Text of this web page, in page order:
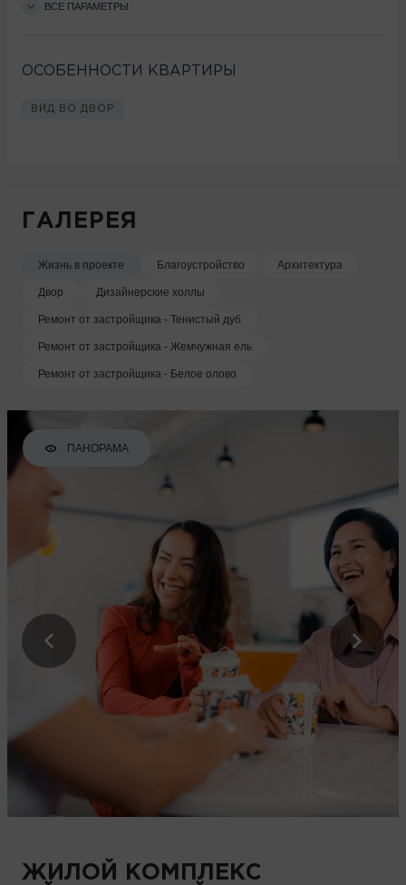
ВСЕ ПАРАМЕТРЫ
ОСОБЕННОСТИ КВАРТИРЫ
ВИД ВО ДВОР
ГАЛЕРЕЯ
Жизнь в проекте Благоустройство Архитектура
Двор Дизайнерские холлы
Ремонт от застройщика - Тенистый дуб
Ремонт от застройщика - Жемчужная ель
Ремонт от застройщика - Белое олово
ПАНОРАМА
ЖИЛОЙ КОМПЛЕКС